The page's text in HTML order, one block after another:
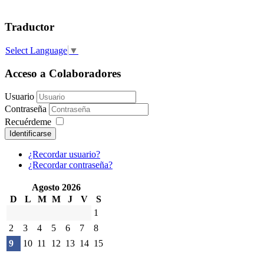
Traductor
Select Language ▼
Acceso a Colaboradores
Usuario
Contraseña
Recuérdeme
Identificarse
¿Recordar usuario?
¿Recordar contraseña?
Agosto 2026
D
L M M J V
S
1
2
3 4 5 6 7
8
9
10 11 12 13 14 15